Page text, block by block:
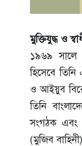
মুক্তিযুদ্ধ ও
১৯৬৯ সালে
হিসেবে
ও আইয়ুব
তিনি
সংগঠক এবং
(মুজিব